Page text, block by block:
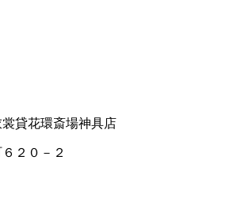
貸花環斎場神具店
２０－２